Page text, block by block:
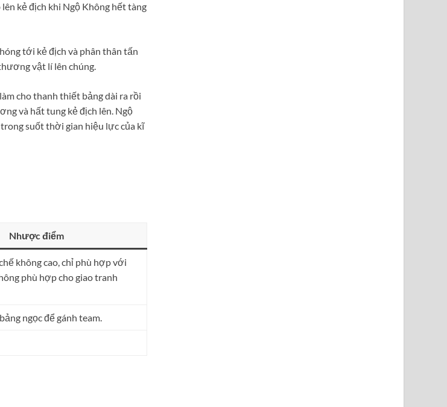
kẻ địch khi Ngộ Không hết tàng
tới kẻ địch và phân thân tấn
vật lí lên chúng.
cho thanh thiết bảng dài ra rồi
và hất tung kẻ địch lên. Ngộ
suốt thời gian hiệu lực của kĩ
Nhược điểm
không cao, chỉ phù hợp với
phù hợp cho giao tranh
ngọc để gánh team.